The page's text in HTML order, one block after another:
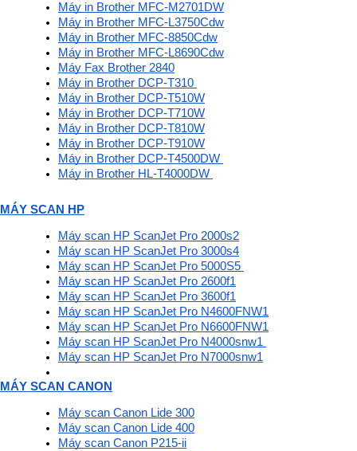
Máy in Brother MFC-M2701DW
Máy in Brother MFC-L3750Cdw
Máy in Brother MFC-8850Cdw
Máy in Brother MFC-L8690Cdw
Máy Fax Brother 2840
Máy in Brother DCP-T310
Máy in Brother DCP-T510W
Máy in Brother DCP-T710W
Máy in Brother DCP-T810W
Máy in Brother DCP-T910W
Máy in Brother DCP-T4500DW
Máy in Brother HL-T4000DW
MÁY SCAN HP
Máy scan HP ScanJet Pro 2000s2
Máy scan HP ScanJet Pro 3000s4
Máy scan HP ScanJet Pro 5000S5
Máy scan HP ScanJet Pro 2600f1
Máy scan HP ScanJet Pro 3600f1
Máy scan HP ScanJet Pro N4600FNW1
Máy scan HP ScanJet Pro N6600FNW1
Máy scan HP ScanJet Pro N4000snw1
Máy scan HP ScanJet Pro N7000snw1
MÁY SCAN CANON
Máy scan Canon Lide 300
Máy scan Canon Lide 400
Máy scan Canon P215-ii